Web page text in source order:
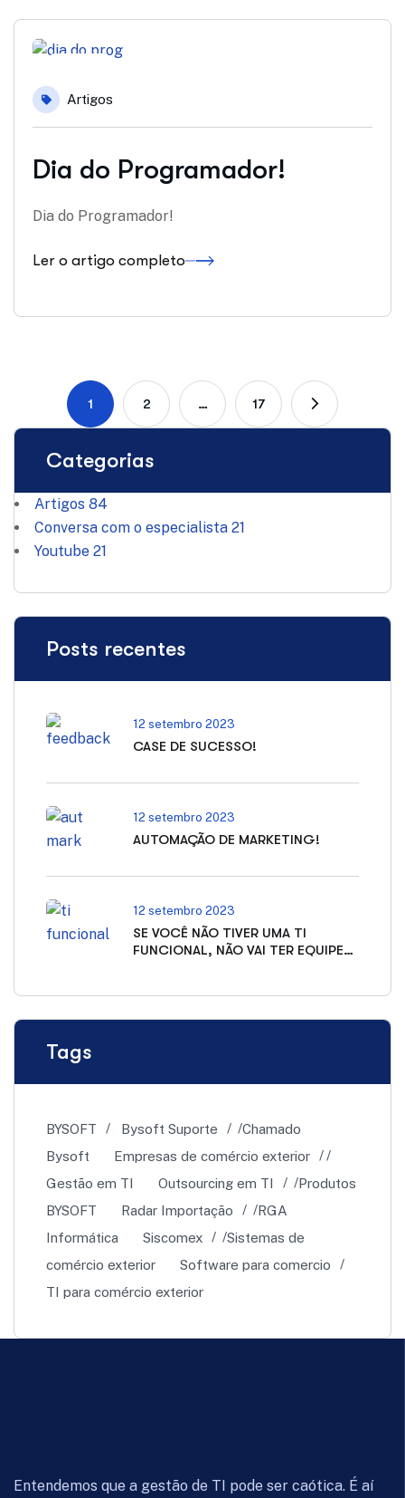
set
Artigos
Dia do Programador!
Dia do Programador!
Ler o artigo completo
1 2 … 17
Categorias
Artigos 84
Conversa com o especialista 21
Youtube 21
Posts recentes
12 setembro 2023
CASE DE SUCESSO!
12 setembro 2023
AUTOMAÇÃO DE MARKETING!
12 setembro 2023
SE VOCÊ NÃO TIVER UMA TI
FUNCIONAL, NÃO VAI TER EQUIPE
Tags
BYSOFT Bysoft Suporte
Chamado
Bysoft
Empresas de comércio exterior
Gestão em TI
Outsourcing em TI
Produtos
BYSOFT
Radar Importação
RGA
Informática
Siscomex
Sistemas de
comércio exterior
Software para comercio
TI para comércio exterior
Entendemos que a gestão de TI pode ser caótica. É aí